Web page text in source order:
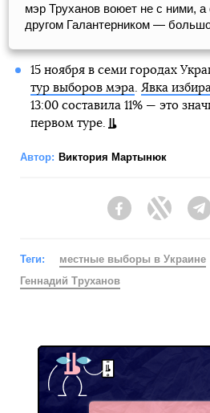
мэр Труханов воюет не с ними,
другом Галантерником —
15 ноября в семи городах
тур выборов мэра. Явка
13:00 составила 11% — это
первом туре.
Автор: Виктория Мартынюк
FacebookTwitter
Теги: местные выборы в Украине
Геннадий Труханов